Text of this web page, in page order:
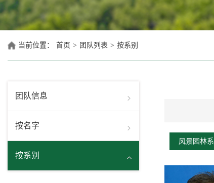
当前位置： 首页 > 团队列表 > 按系别
团队信息
按名字
按系别
风景园林系